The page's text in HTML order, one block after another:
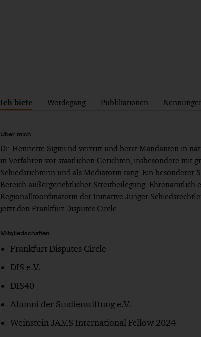
Ich biete Werdegang Publikationen
Über mich
Dr. Henriette Sigmund vertritt und berät Mandanten in
in Verfahren vor staatlichen Gerichten, insbesondere mit
Schiedsrichterin und als Mediatorin tätig. Ein besonderer
Bereich außergerichtlicher Streitbeilegung. Ehrenamtlich
Regionalkoordinatorin der Initiative Junger
jetzt den Frankfurt Disputes Circle.
Mitgliedschaften
Frankfurt Disputes Circle
DIS e.V.
DIS40
Alumni der Studienstiftung e.V.
Weinstein JAMS International Fellow 2024